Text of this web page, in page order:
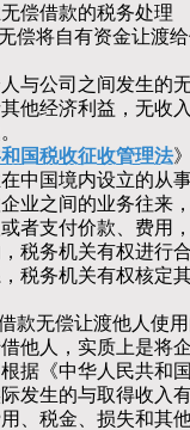
借款的税务处理
将自有资金让渡给
公司之间发生的无
他经济利益，无收
国税收征收管理法
中国境内设立的从
业之间的业务往来
者支付价款、费用
税务机关有权进行
税务机关有权核定
无偿让渡他人使用
他人，实质上是将
据《中华人民共和
发生的与取得收入
、税金、损失和其